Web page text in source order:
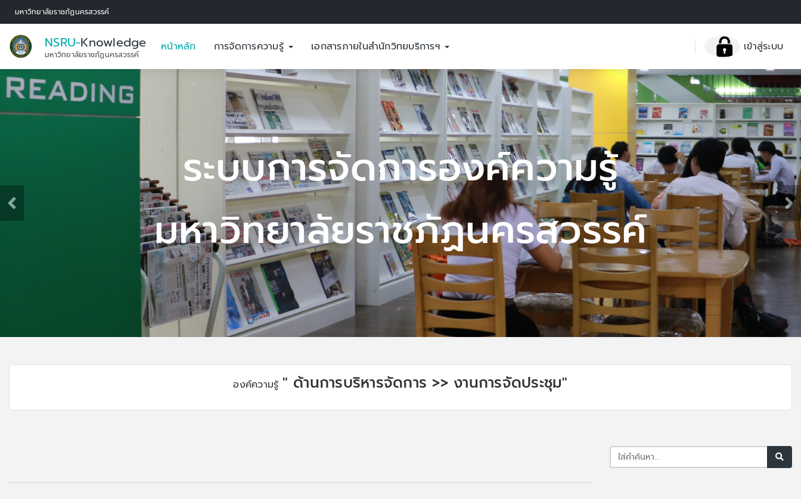
มหาวิทยาลัยราชภัฏนครสวรรค์
NSRU-Knowledge
มหาวิทยาลัยราชภัฏนครสวรรค์
หน้าหลัก การจัดการความรู้ เอกสารภายในสำนักวิทยบริการฯ เข้าสู่ระบบ
การองค์ความรู้
ชภัฏนครสวรรค์
องค์ความรู้ " ด้านการบริหารจัดการ >> งานการจัดประชุม"